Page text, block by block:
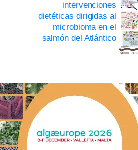
intervenciones
dietéticas dirigidas al
microbioma en el
salmón del Atlántico